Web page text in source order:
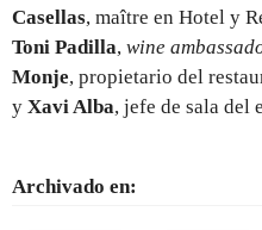
Casellas, maître en Hotel y
Toni Padilla, wine
Monje, propietario del
y ⁠Xavi Alba, jefe de sala del
Archivado en: